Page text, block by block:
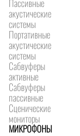
Пассивные
акустические
системы
Портативные
акустические
системы
Сабвуферы
активные
Сабвуферы
пассивные
Сценические
мониторы
МИКРОФОНЫ